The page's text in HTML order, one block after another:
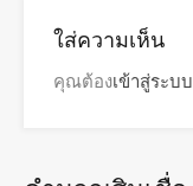
ใส่ความเห็น
คุณต้องเข้าสู่ระบบ